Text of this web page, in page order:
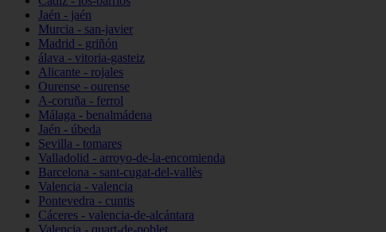
Jaén - jaén
Murcia - san-javier
Madrid - griñón
álava - vitoria-gasteiz
Alicante - rojales
Ourense - ourense
A-coruña - ferrol
Málaga - benalmádena
Jaén - úbeda
Sevilla - tomares
Valladolid - arroyo-de-la-encomienda
Barcelona - sant-cugat-del-vallès
Valencia - valencia
Pontevedra - cuntis
Cáceres - valencia-de-alcántara
Valencia - quart-de-poblet